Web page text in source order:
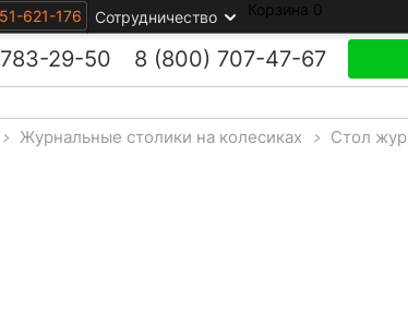
621-176 Сотрудничество Корзина 0
783-29-50 8 (800) 707-47-67
> Журнальные столики на колесиках > Стол